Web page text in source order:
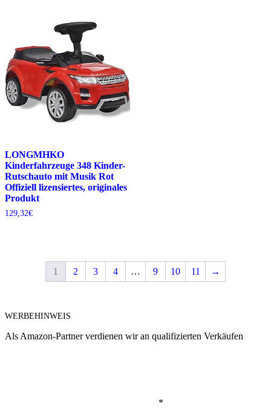
LONGMHKO
Kinderfahrzeuge 348 Kinder-
Rutschauto mit Musik Rot
Offiziell lizensiertes, originales
Produkt
129,32€
1 2 3 4 … 9 10 11 →
WERBEHINWEIS
Als Amazon-Partner verdienen wir an qualifizierten Verkäufen
*